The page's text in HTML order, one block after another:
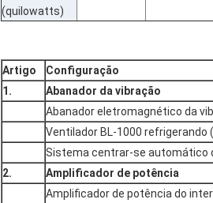
(quilowatts)
Artigo Configuração
1.
Abanador da vibração
Abanador eletromagnético da
Ventilador BL-1000 refrigerando
Sistema centrar-se automático
2.
Amplificador de potência
Amplificador de potência do